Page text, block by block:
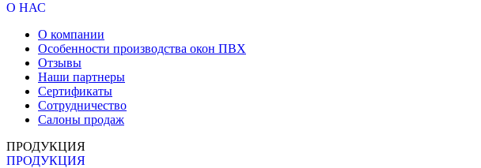
О НАС
О компании
Особенности производства окон ПВХ
Отзывы
Наши партнеры
Сертификаты
Сотрудничество
Салоны продаж
ПРОДУКЦИЯ
ПРОДУКЦИЯ